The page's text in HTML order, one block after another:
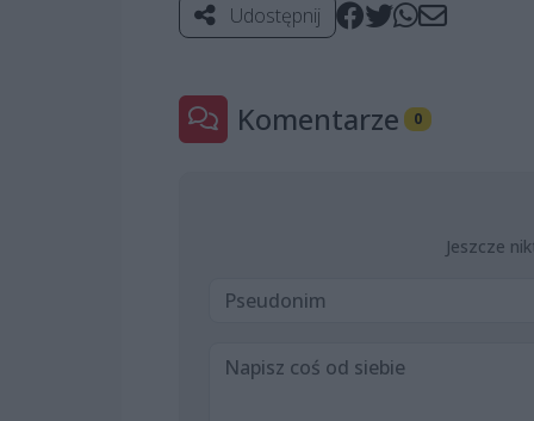
Udostępnij
Komentarze 0
Jeszcze